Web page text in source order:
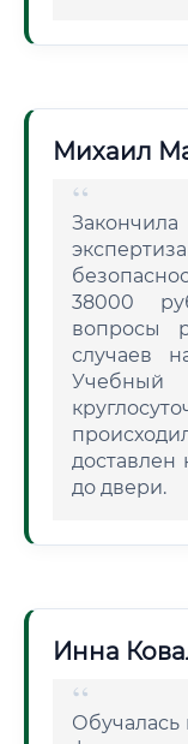
Михаил
38000
вопросы
случаев
доставлен
до двери.
Инна
Обучалась